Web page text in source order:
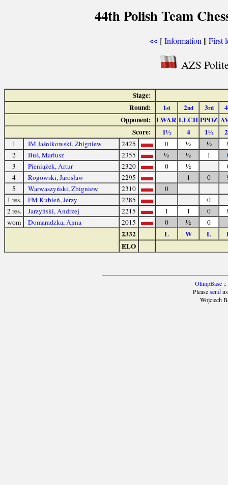
44th Polish Team
<< [Information ||First
AZS
Stage:
Round:
1st 2nd 3rd
4
Opponent: LWAR LECH PPOZ
Score:
1½ 4 1½
1 IM Jaśnikowski, Zbigniew 2425 0 ½ ½
2
Buś, Mariusz 2355 ½ ½ 1
3
Pieniążek, Artur 2320 0 ½
4
Rogowski, Jarosław 2295 1 0
5
Warwaszyński, Zbigniew 2310
0
1 res.
FM Kubień, Jerzy 2285
0
2 res.
Jarzyński, Andrzej 2215 1 1 0
wom
Domaradzka, Anna 2015 0 ½ 0
2332 L W L
ELO
OlimpBase::
Pleasesendus
Wojciech